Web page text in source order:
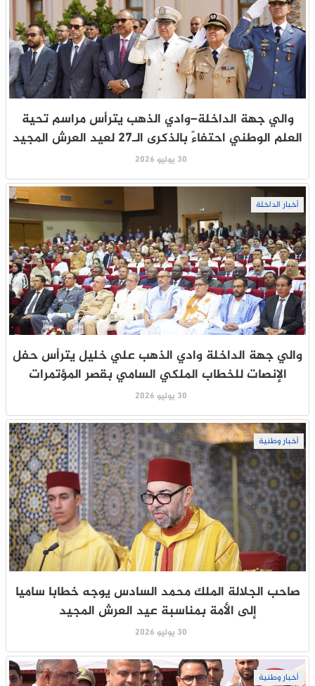
والي جهة الداخلة–وادي الذهب يترأس مراسم تحية
العلم الوطني احتفاءً بالذكرى الـ27 لعيد العرش المجيد
30 يوليو 2026
أخبار الداخلة
والي جهة الداخلة وادي الذهب علي خليل يترأس حفل
الإنصات للخطاب الملكي السامي بقصر المؤتمرات
30 يوليو 2026
أخبار وطنية
صاحب الجلالة الملك محمد السادس يوجه خطابا ساميا
إلى الأمة بمناسبة عيد العرش المجيد
30 يوليو 2026
أخبار وطنية